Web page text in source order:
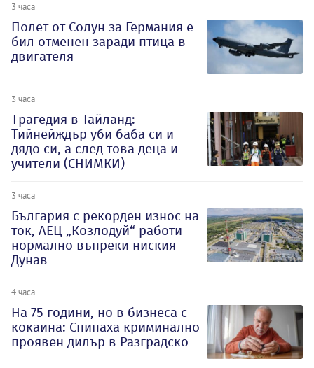
3 часа
Полет от Солун за Германия е
бил отменен заради птица в
двигателя
3 часа
Трагедия в Тайланд:
Тийнейждър уби баба си и
дядо си, а след това деца и
учители (СНИМКИ)
3 часа
България с рекорден износ на
ток, АЕЦ „Козлодуй“ работи
нормално въпреки ниския
Дунав
4 часа
На 75 години, но в бизнеса с
кокаина: Спипаха криминално
проявен дилър в Разградско